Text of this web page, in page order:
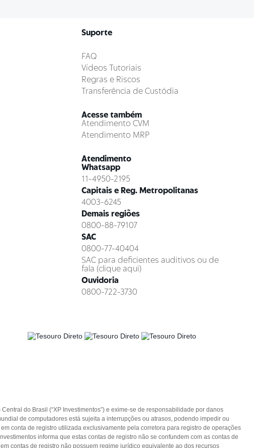
Suporte
FAQ
Vídeos Tutoriais
Regras e Riscos
Transferência de Custódia
Acesse também
Atendimento CVM
Atendimento MRP
Atendimento
Whatsapp
11-4950-2195
Capitais e Reg. Metropolitanas
4003-6245
Demais regiões
0800-88-79107
SAC
0800-77-40404
SAC para deficientes auditivos ou de
fala (clique aqui)
Ouvidoria
0800-722-3730
do Brasil (“XP Investimentos”) e exime-se de responsabilidade por danos
de computadores está sujeita a interrupções ou atrasos, podendo impedir ou
conta de registro utilizada exclusivamente pela corretora para registro de operações
informa que estas contas de registro não se confundem com as contas de
contas de registro não possuem regime jurídico equivalente ao dos recursos